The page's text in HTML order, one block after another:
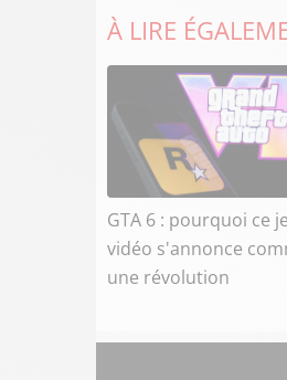
À LIRE
GTA 6 : pourquoi ce
vidéo s'annonce
une révolution